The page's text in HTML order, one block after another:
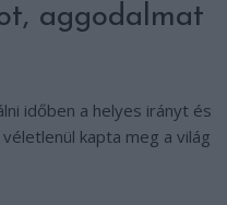
aggodalmat
időben a helyes irányt és
kapta meg a világ